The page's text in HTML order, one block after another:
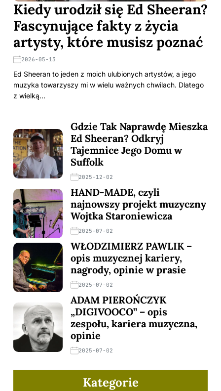
Kiedy urodził się Ed Sheeran?
Fascynujące fakty z życia
artysty, które musisz poznać
2026-05-13
Ed Sheeran to jeden z moich ulubionych artystów, a jego
muzyka towarzyszy mi w wielu ważnych chwilach. Dlatego
z wielką…
Gdzie Tak Naprawdę Mieszka
Ed Sheeran? Odkryj
Tajemnice Jego Domu w
Suffolk
2025-12-02
HAND-MADE, czyli
najnowszy projekt muzyczny
Wojtka Staroniewicza
2025-07-02
WŁODZIMIERZ PAWLIK –
opis muzycznej kariery,
nagrody, opinie w prasie
2025-07-02
ADAM PIEROŃCZYK
„DIGIVOOCO” – opis
zespołu, kariera muzyczna,
opinie
2025-07-02
Kategorie